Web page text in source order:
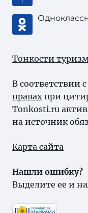
Тонкости
В соответствии
правах при
Tonkosti.ru
на источник
Карта сайта
Нашли ошибку?
Выделите ее и